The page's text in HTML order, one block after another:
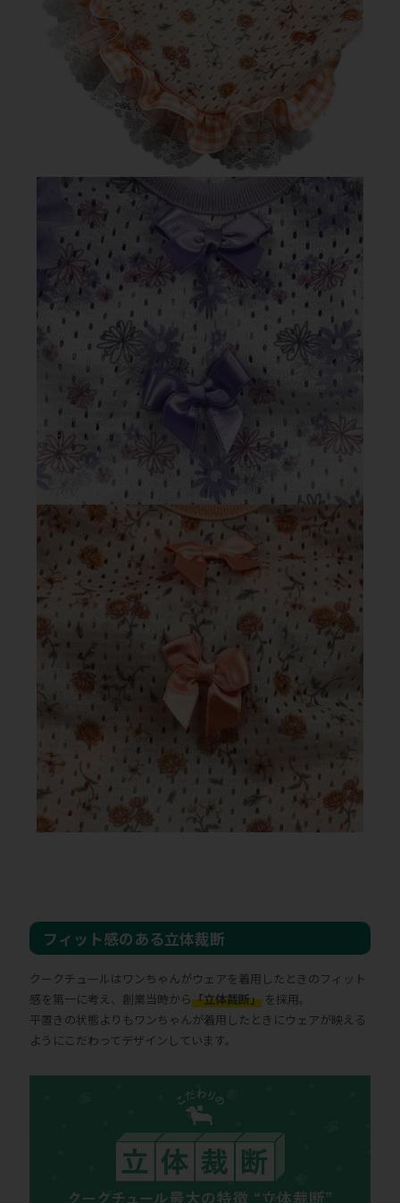
フィット感のある立体裁断
クークチュールはワンちゃんがウェアを着用したときのフィット
感を第一に考え、創業当時から「立体裁断」 を採用。
平置きの状態よりもワンちゃんが着用したときにウェアが映える
ようにこだわってデザインしています。